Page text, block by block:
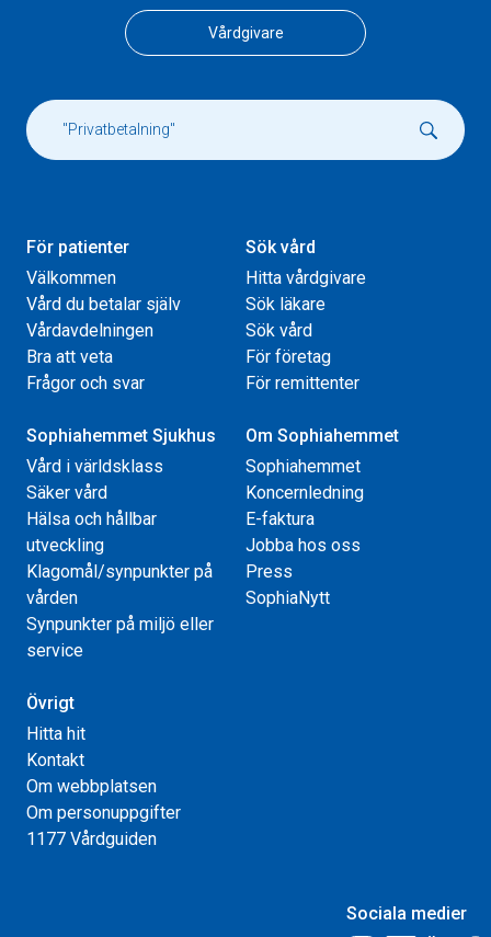
Vårdgivare
För patienter
Välkommen
Vård du betalar själv
Vårdavdelningen
Bra att veta
Frågor och svar
Sök vård
Hitta vårdgivare
Sök läkare
Sök vård
För företag
För remittenter
Sophiahemmet Sjukhus
Vård i världsklass
Säker vård
Hälsa och hållbar
utveckling
Klagomål/synpunkter på
vården
Synpunkter på miljö eller
service
Om Sophiahemmet
Sophiahemmet
Koncernledning
E-faktura
Jobba hos oss
Press
SophiaNytt
Övrigt
Hitta hit
Kontakt
Om webbplatsen
Om personuppgifter
1177 Vårdguiden
Sociala medier